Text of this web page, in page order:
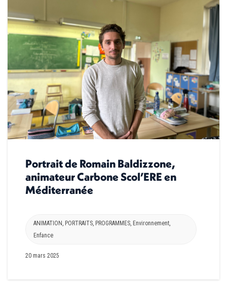
Portrait de Romain Baldizzone,
animateur Carbone Scol’ERE en
Méditerranée
ANIMATION PORTRAITS PROGRAMMES Environnement
Enfance
20 mars 2025